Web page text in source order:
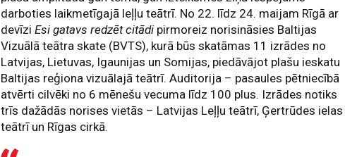
darboties laikmetīgajā leļļu teātrī. No 22. līdz 24. maijam Rīgā ar
devīziEsi gatavs redzēt citādi pirmoreiz norisināsies Baltijas
Vizuālā teātra skate (BVTS), kurā būs skatāmas 11 izrādes no
Latvijas, Lietuvas, Igaunijas un Somijas, piedāvājot plašu ieskatu
Baltijas reģiona vizuālajā teātrī. Auditorija – pasaules pētniecībā
atvērti cilvēki no 6 mēnešu vecuma līdz 100 plus. Izrādes notiks
trīs dažādās norises vietās – Latvijas Leļļu teātrī, Ģertrūdes ielas
teātrī un Rīgas cirkā.